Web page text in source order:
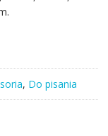
, Do pisania